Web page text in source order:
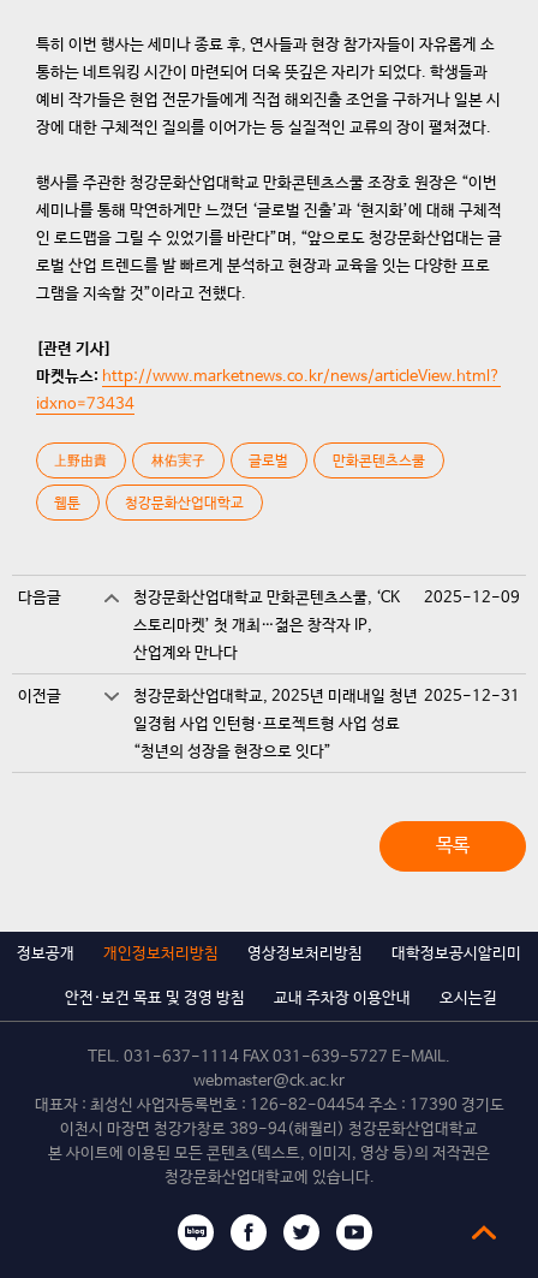
특히 이번 행사는 세미나 종료 후, 연사들과 현장 참가자들이 자유롭게 소
통하는 네트워킹 시간이 마련되어 더욱 뜻깊은 자리가 되었다. 학생들과
예비 작가들은 현업 전문가들에게 직접 해외진출 조언을 구하거나 일본 시
장에 대한 구체적인 질의를 이어가는 등 실질적인 교류의 장이 펼쳐졌다.
행사를 주관한 청강문화산업대학교 만화콘텐츠스쿨 조장호 원장은 “이번
세미나를 통해 막연하게만 느꼈던 ‘글로벌 진출’과 ‘현지화’에 대해 구체적
인 로드맵을 그릴 수 있었기를 바란다”며, “앞으로도 청강문화산업대는 글
로벌 산업 트렌드를 발 빠르게 분석하고 현장과 교육을 잇는 다양한 프로
그램을 지속할 것”이라고 전했다.
[관련 기사]
마켓뉴스: http://www.marketnews.co.kr/news/articleView.html?
idxno=73434
上野由貴 林佑実子 글로벌 만화콘텐츠스쿨
웹툰 청강문화산업대학교
다음글
청강문화산업대학교 만화콘텐츠스쿨, ‘CK
스토리마켓’ 첫 개최…젊은 창작자 IP,
산업계와 만나다
2025-12-09
이전글
청강문화산업대학교, 2025년 미래내일 청년
일경험 사업 인턴형·프로젝트형 사업 성료
“청년의 성장을 현장으로 잇다”
2025-12-31
목록
정보공개 개인정보처리방침 영상정보처리방침 대학정보공시알리미
안전·보건 목표 및 경영 방침 교내 주차장 이용안내 오시는길
TEL. 031-637-1114 FAX 031-639-5727 E-MAIL.
webmaster@ck.ac.kr
대표자 : 최성신 사업자등록번호 : 126-82-04454 주소 : 17390 경기도
이천시 마장면 청강가창로 389-94(해월리) 청강문화산업대학교
본 사이트에 이용된 모든 콘텐츠(텍스트, 이미지, 영상 등)의 저작권은
청강문화산업대학교에 있습니다.